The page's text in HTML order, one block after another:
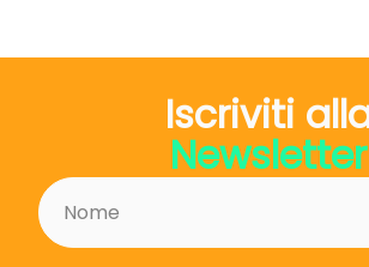
Iscriviti
Newsletter